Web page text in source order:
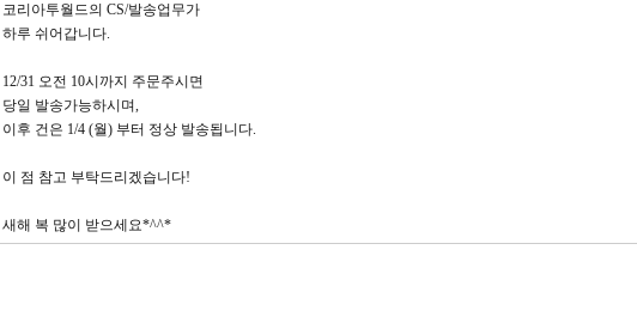
코리아투월드의 CS/발송업무가
하루 쉬어갑니다.
12/31 오전 10시까지 주문주시면
당일 발송가능하시며,
이후 건은 1/4 (월) 부터 정상 발송됩니다.
이 점 참고 부탁드리겠습니다!
새해 복 많이 받으세요*^^*